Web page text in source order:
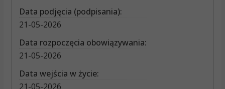
Data podjęcia (podpisania):
21-05-2026
Data rozpoczęcia obowiązywania:
21-05-2026
Data wejścia w życie:
21-05-2026